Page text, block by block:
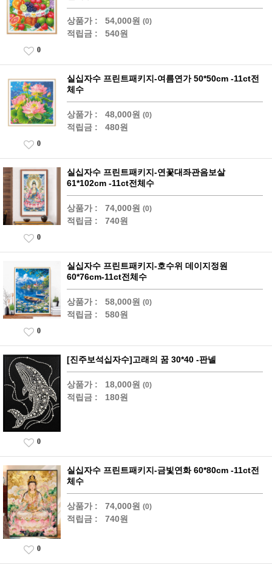
상품가 : 54,000원 (0)
적립금 : 540원
0
실십자수 프린트패키지-여름연가 50*50cm -11ct전
체수
상품가 : 48,000원 (0)
적립금 : 480원
0
실십자수 프린트패키지-연꽃대좌관음보살
61*102cm -11ct전체수
상품가 : 74,000원 (0)
적립금 : 740원
0
실십자수 프린트패키지-호수위 데이지정원
60*76cm-11ct전체수
상품가 : 58,000원 (0)
적립금 : 580원
0
[진주보석십자수]고래의 꿈 30*40 -판넬
상품가 : 18,000원 (0)
적립금 : 180원
0
실십자수 프린트패키지-금빛연화 60*80cm -11ct전
체수
상품가 : 74,000원 (0)
적립금 : 740원
0